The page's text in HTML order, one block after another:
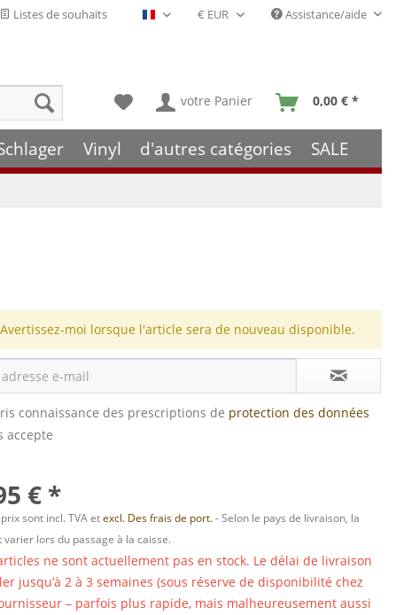
Listes de souhaits Français- FR Assistance/aide
votre Panier 0,00 € *
Vinyl d'autres catégories SALE
Avertissez-moi lorsque l'article sera de nouveau disponible.
connaissance des prescriptions de protection des données
accepte
€ *
sont incl. TVA etexcl. Des frais de port.- Selon le pays de livraison, la
varier lors du passage à la caisse.
ne sont actuellement pas en stock. Le délai de livraison
jusqu’à 2 à 3 semaines (sous réserve de disponibilité chez
– parfois plus rapide, mais malheureusement aussi